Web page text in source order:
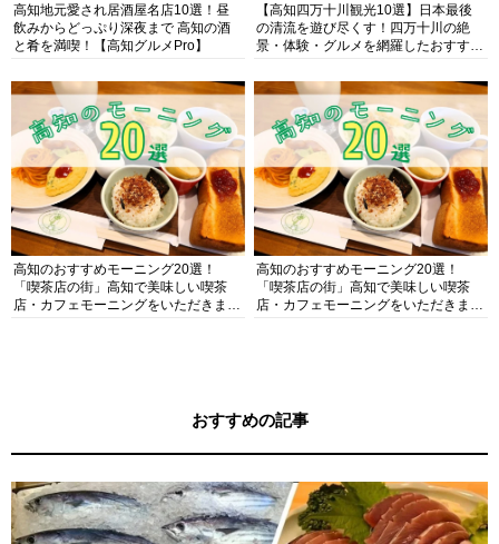
高知地元愛され居酒屋名店10選！昼
飲みからどっぷり深夜まで 高知の酒
と肴を満喫！【高知グルメPro】
【高知四万十川観光10選】日本最後
の清流を遊び尽くす！四万十川の絶
景・体験・グルメを網羅したおすすめ
高知のおすすめモーニング20選！
「喫茶店の街」高知で美味しい喫茶
店・カフェモーニングをいただきま
高知のおすすめモーニング20選！
「喫茶店の街」高知で美味しい喫茶
店・カフェモーニングをいただきま
おすすめの記事